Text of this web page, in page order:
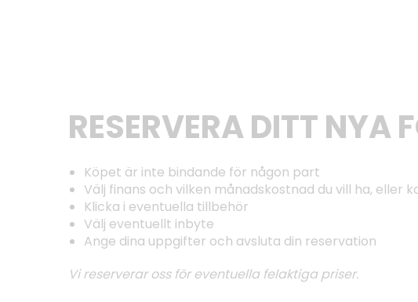
RESERVERA DITT NYA
Köpet är inte bindande för någon part
Välj finans och vilken månadskostnad du vill ha, eller
Klicka i eventuella tillbehör
Välj eventuellt inbyte
Ange dina uppgifter och avsluta din reservation
Vi reserverar oss för eventuella felaktiga priser.